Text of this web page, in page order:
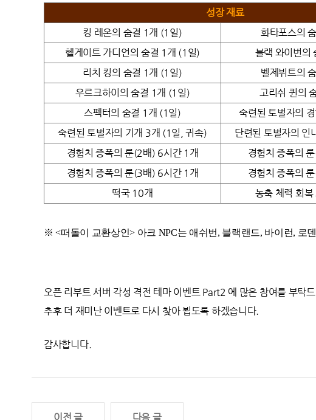
성장 재료
킹 레온의 숨결 1개 (1일)
화타포스의
헬게이트 가디언의 숨결 1개 (1일) 블랙 와이번의
리치 킹의 숨결 1개 (1일) 벨제뷔트의
우르크하이의 숨결 1개 (1일) 고리쉬 퀸의
스펙터의 숨결 1개 (1일)
숙련된 토벌자의
숙련된 토벌자의 기개 3개 (1일, 귀속) 단련된 토벌자의 인
경험치 증폭의 룬(2배) 6시간 1개
경험치 증폭의
경험치 증폭의 룬(3배) 6시간 1개
경험치 증폭의
떡국 10개
농축 체력 회
※ <떠돌이 교환상인> 아크 NPC는 애쉬번, 블랙랜드, 바이런, 로
오픈 리부트 서버 각성 격전 테마 이벤트 Part2 에 많은 참여를 부탁드
추후 더 재미난 이벤트로 다시 찾아 뵙도록 하겠습니다.
감사합니다.
이전 글 다음 글